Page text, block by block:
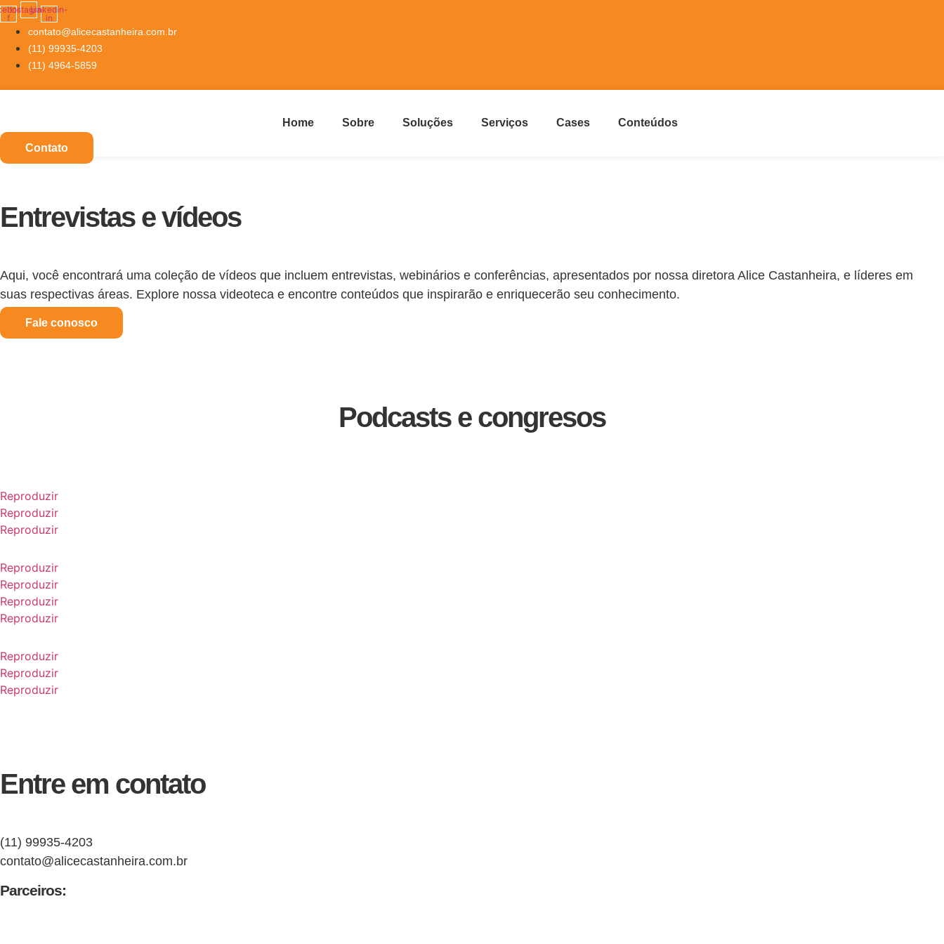
f
InstagramLinkedin-
in
contato@alicecastanheira.com.br
(11) 99935-4203
(11) 4964-5859
Home Sobre Soluções Serviços Cases Conteúdos
Contato
Entrevistas e vídeos
Aqui, você encontrará uma coleção de vídeos que incluem entrevistas, webinários e conferências, apresentados por nossa diretora Alice Castanheira, e líderes em
suas respectivas áreas. Explore nossa videoteca e encontre conteúdos que inspirarão e enriquecerão seu conhecimento.
Fale conosco
Podcasts e congresos
Reproduzir
Reproduzir
Reproduzir
Reproduzir
Reproduzir
Reproduzir
Reproduzir
Reproduzir
Reproduzir
Reproduzir
Entre em contato
(11) 99935-4203
contato@alicecastanheira.com.br
Parceiros: